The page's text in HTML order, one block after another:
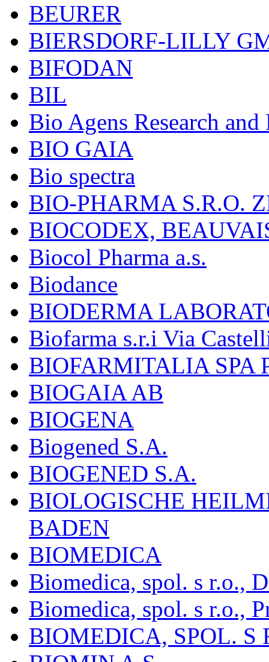
BEURER
BIERSDORF-LILLY
BIFODAN
BIL
Bio Agens Research
BIO GAIA
Bio spectra
BIO-PHARMA S.R.O.
BIOCODEX,
Biocol Pharma a.s.
Biodance
BIODERMA
Biofarma s.r.i Via
BIOFARMITALIA SPA
BIOGAIA AB
BIOGENA
Biogened S.A.
BIOGENED S.A.
BIOLOGISCHE
BADEN
BIOMEDICA
Biomedica, spol. s r.o.,
Biomedica, spol. s r.o.,
BIOMEDICA, SPOL. S